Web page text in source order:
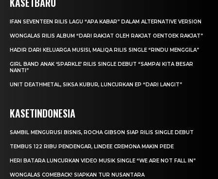
IFAN SEVENTEEN RILIS LAGU “APA KABAR” DALAM ALTERNATIVE VERSION
WONGALAS RILIS ALBUM “DARI RAKJAT OLEH RAKJAT OENTOEK RAKJAT”
HADIR DARI KELUARGA MUSISI, MALIQA RILIS SINGLE “RINDU MENGGILA”
GIRL BAND ANAK ‘SPARKLE’ RILIS SINGLE DEBUT “SAMPAI KITA BESAR
NANTI”
UNIT DEATHMETAL, SIKSA KUBUR, LUNCURKAN EP “DARI LANGIT”
KASETINDONESIA
SAMBIL MENGURUSI BISNIS, ROCHA GIBSON SIAP RILIS SINGLE DEBUT
TEMBUS 122 RIBU PENDENGAR, LINDEE CREMONA MAKIN PEDE
HERI BATARA LUNCURKAN VIDEO MUSIK SINGLE “WE ARE NOT FALL IN”
WONGALAS COMEBACK! SIAPKAN TUR NUSANTARA